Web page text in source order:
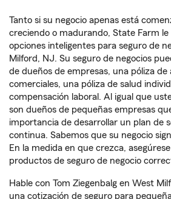
Tanto si su negocio apenas está
creciendo o madurando, State Farm le
opciones inteligentes para seguro de
Milford, NJ. Su seguro de negocios
de dueños de empresas, una póliza de
comerciales, una póliza de salud
compensación laboral. Al igual que
son dueños de pequeñas empresas
importancia de desarrollar un plan de
continua. Sabemos que su negocio
En la medida en que crezca,
productos de seguro de negocio
Hable con Tom Ziegenbalg en West
una cotización de seguro para